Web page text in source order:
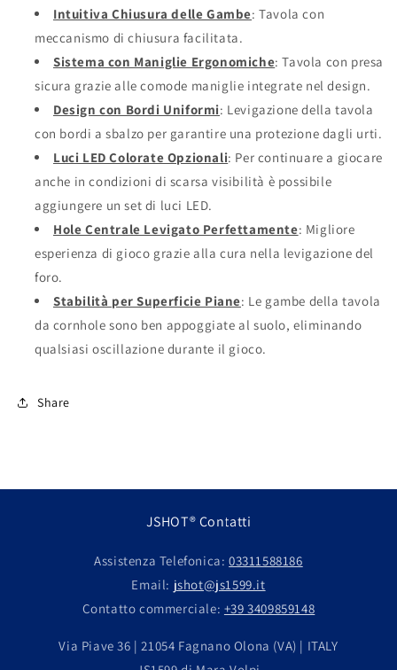
Intuitiva Chiusura delle Gambe: Tavola con
meccanismo di chiusura facilitata.
Sistema con Maniglie Ergonomiche: Tavola con presa
sicura grazie alle comode maniglie integrate nel design.
Design con Bordi Uniformi: Levigazione della tavola
con bordi a sbalzo per garantire una protezione dagli urti.
Luci LED Colorate Opzionali: Per continuare a giocare
anche in condizioni di scarsa visibilità è possibile
aggiungere un set di luci LED.
Hole Centrale Levigato Perfettamente: Migliore
esperienza di gioco grazie alla cura nella levigazione del
foro.
Stabilità per Superficie Piane: Le gambe della tavola
da cornhole sono ben appoggiate al suolo, eliminando
qualsiasi oscillazione durante il gioco.
Share
JSHOT® Contatti
Assistenza Telefonica:03311588186
Email: jshot@js1599.it
Contatto commerciale: +39 3409859148
Via Piave 36 | 21054 Fagnano Olona (VA) | ITALY